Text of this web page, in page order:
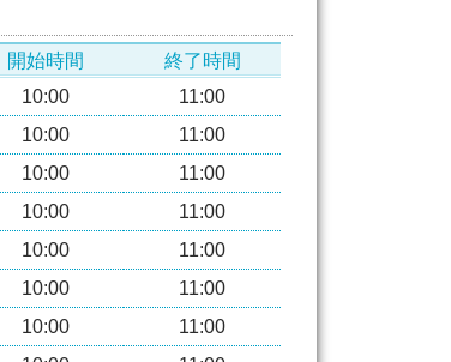
開始時間
終了時間
10:00
11:00
10:00
11:00
10:00
11:00
10:00
11:00
10:00
11:00
10:00
11:00
10:00
11:00